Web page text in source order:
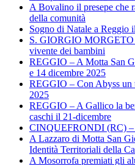
A Bovalino il presepe che
della comunità
Sogno di Natale a
S. GIORGIO MORGETO
vivente dei bambini
REGGIO – A Motta San
e 14 dicembre 2025
REGGIO – Con Abyss un
2025
REGGIO – A Gallico la
caschi il 21-dicembre
CINQUEFRONDI (RC) –
A Lazzaro di Motta San
Identità Territoriali della
A Mosorrofa premiati gli